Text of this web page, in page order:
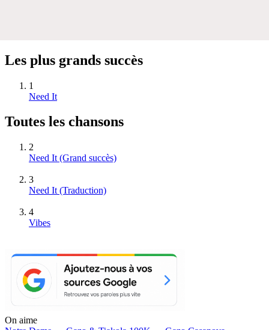
Les plus grands succès
1
Need It
Toutes les chansons
2
Need It (Grand succès)
3
Need It (Traduction)
4
Vibes
On aime